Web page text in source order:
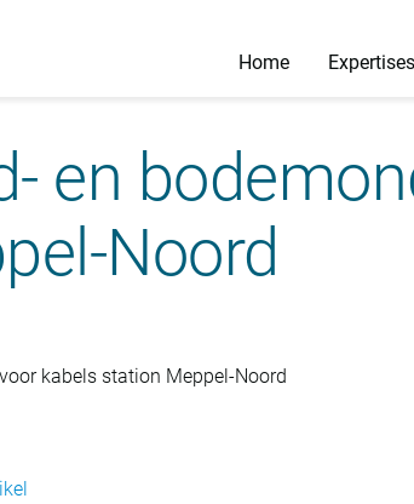
Home Expertises
en
Noord
kabels station Meppel-Noord